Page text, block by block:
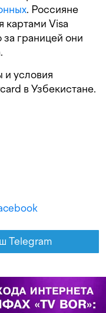
. Россияне
картами Visa
за границей они
и условия
в Узбекистане.
Telegram